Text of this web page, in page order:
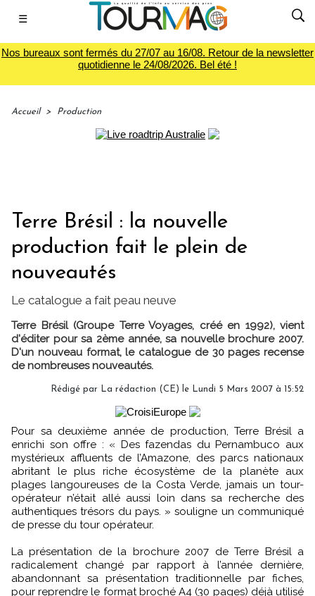
☰
Nos bureaux sont fermés du 27/07 au 16/08. Retour de la newsletter
quotidienne le 24/08/2026. Bel été !
Accueil > Production
Terre Brésil : la nouvelle
production fait le plein de
nouveautés
Le catalogue a fait peau neuve
Terre Brésil (Groupe Terre Voyages, créé en 1992), vient
d'éditer pour sa 2ème année, sa nouvelle brochure 2007.
D'un nouveau format, le catalogue de 30 pages recense
de nombreuses nouveautés.
Rédigé par La rédaction (CE) le Lundi 5 Mars 2007 à 15:52
Pour sa deuxième année de production, Terre Brésil a
enrichi son offre : « Des fazendas du Pernambuco aux
mystérieux affluents de l’Amazone, des parcs nationaux
abritant le plus riche écosystème de la planète aux
plages langoureuses de la Costa Verde, jamais un tour-
opérateur n’était allé aussi loin dans sa recherche des
authentiques trésors du pays. » souligne un communiqué
de presse du tour opérateur.
La présentation de la brochure 2007 de Terre Brésil a
radicalement changé par rapport à l’année dernière,
abandonnant sa présentation traditionnelle par fiches,
pour reprendre le format broché A4 (30 pages) déjà utilisé